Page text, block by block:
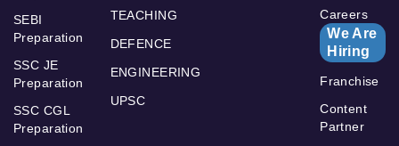
SEBI
Preparation
SSC JE
Preparation
SSC CGL
Preparation
TEACHING
DEFENCE
ENGINEERING
UPSC
Careers
We Are
Hiring
Franchise
Content
Partner